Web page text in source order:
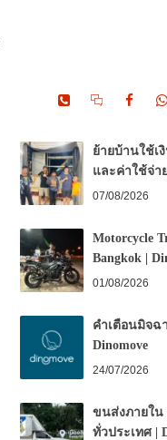
RECENT POSTS
ย้ายบ้านใช้เ
และค่าใช้จ่า
07/08/2026
Motorcycle
Bangkok |
01/08/2026
คำเตือนมิจฉา
Dinomove
24/07/2026
ขนส่งภายใน
ทั่วประเทศ |